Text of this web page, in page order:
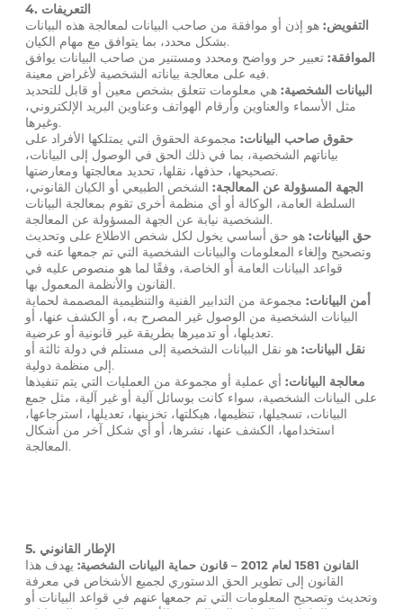
4. التعريفات
التفويض: هو إذن أو موافقة من صاحب البيانات لمعالجة هذه البيانات
بشكل محدد، بما يتوافق مع مهام الكيان.
الموافقة: تعبير حر وواضح ومحدد ومستنير من صاحب البيانات يوافق
فيه على معالجة بياناته الشخصية لأغراض معينة.
البيانات الشخصية: هي معلومات تتعلق بشخص معين أو قابل للتحديد
مثل الأسماء والعناوين وأرقام الهواتف وعناوين البريد الإلكتروني،
وغيرها.
حقوق صاحب البيانات: مجموعة الحقوق التي يمتلكها الأفراد على
بياناتهم الشخصية، بما في ذلك الحق في الوصول إلى البيانات،
تصحيحها، حذفها، نقلها، تحديد معالجتها ومعارضتها.
الجهة المسؤولة عن المعالجة: الشخص الطبيعي أو الكيان القانوني،
السلطة العامة، الوكالة أو أي منظمة أخرى تقوم بمعالجة البيانات
الشخصية نيابة عن الجهة المسؤولة عن المعالجة.
حق البيانات: هو حق أساسي يخول لكل شخص الاطلاع على وتحديث
وتصحيح وإلغاء المعلومات والبيانات الشخصية التي تم جمعها عنه في
قواعد البيانات العامة أو الخاصة، وفقًا لما هو منصوص عليه في
القانون والأنظمة المعمول بها.
أمن البيانات: مجموعة من التدابير الفنية والتنظيمية المصممة لحماية
البيانات الشخصية من الوصول غير المصرح به، أو الكشف عنها، أو
تعديلها، أو تدميرها بطريقة غير قانونية أو عرضية.
نقل البيانات: هو نقل البيانات الشخصية إلى مستلم في دولة ثالثة أو
إلى منظمة دولية.
معالجة البيانات: أي عملية أو مجموعة من العمليات التي يتم تنفيذها
على البيانات الشخصية، سواء كانت بوسائل آلية أو غير آلية، مثل جمع
البيانات، تسجيلها، تنظيمها، هيكلتها، تخزينها، تعديلها، استرجاعها،
استخدامها، الكشف عنها، نشرها، أو أي شكل آخر من أشكال
المعالجة.
5. الإطار القانوني
القانون 1581 لعام 2012 – قانون حماية البيانات الشخصية:
يهدف هذا
القانون إلى تطوير الحق الدستوري لجميع الأشخاص في معرفة
وتحديث وتصحيح المعلومات التي تم جمعها عنهم في قواعد البيانات أو